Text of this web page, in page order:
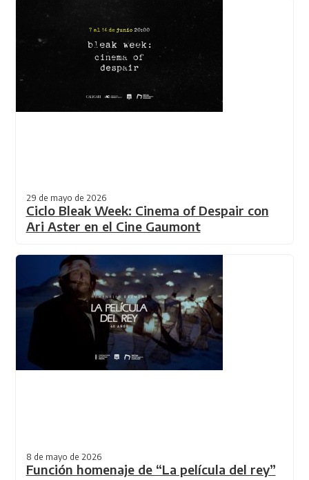
29 de mayo de 2026
Ciclo Bleak Week: Cinema of Despair con
Ari Aster en el Cine Gaumont
8 de mayo de 2026
Función homenaje de “La película del rey”